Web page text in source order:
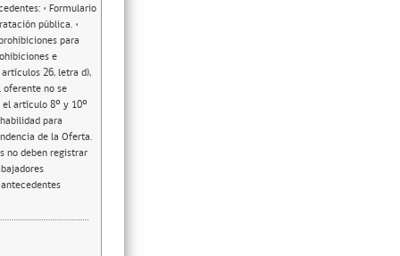
• Formulario
pública. •
para
e
26, letra d),
oferente no se
artículo 8º y 10º
para
de la Oferta.
no deben registrar